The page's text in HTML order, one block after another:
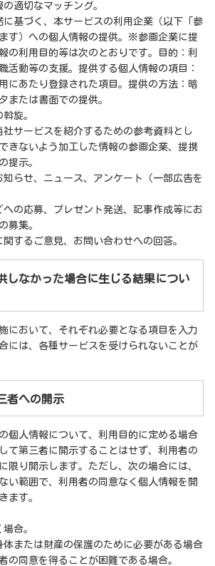
適切なマッチング。
基づく、本サービスの利用企業（以下「参
す）への個人情報の提供。※参画企業に提
の利用目的等は次のとおりです。目的：利
活動等の支援。提供する個人情報の項目：
にあたり登録された項目。提供の方法：暗
または書面での提供。
旋。
サービスを紹介するための参考資料とし
きないよう加工した情報の参画企業、提携
提示。
らせ、ニュース、アンケート（一部広告を
の応募、プレゼント発送、記事作成等にお
募集。
するご意見、お問い合わせへの回答。
しなかった場合に生じる結果につい
において、それぞれ必要となる項目を入力
には、各種サービスを受けられないことが
者への開示
個人情報について、利用目的に定める場合
て第三者に開示することはせず、利用者の
限り開示します。ただし、次の場合には、
い範囲で、利用者の同意なく個人情報を開
ます。
合。
または財産の保護のために必要がある場合
の同意を得ることが困難である場合。